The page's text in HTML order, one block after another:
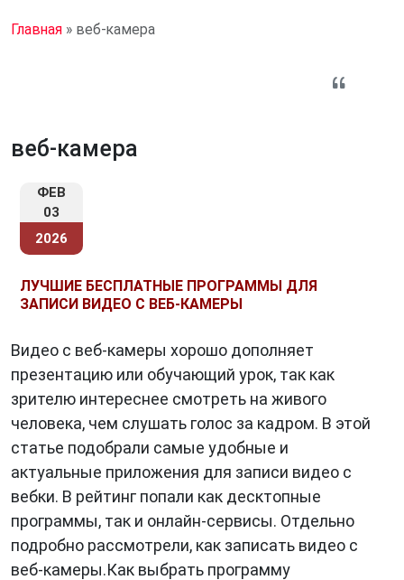
Главная » веб-камера
веб-камера
ФЕВ
03
2026
ЛУЧШИЕ БЕСПЛАТНЫЕ ПРОГРАММЫ ДЛЯ
ЗАПИСИ ВИДЕО С ВЕБ-КАМЕРЫ
Видео с веб-камеры хорошо дополняет
презентацию или обучающий урок, так как
зрителю интереснее смотреть на живого
человека, чем слушать голос за кадром. В этой
статье подобрали самые удобные и
актуальные приложения для записи видео с
вебки. В рейтинг попали как десктопные
программы, так и онлайн-сервисы. Отдельно
подробно рассмотрели, как записать видео с
веб-камеры.Как выбрать программу